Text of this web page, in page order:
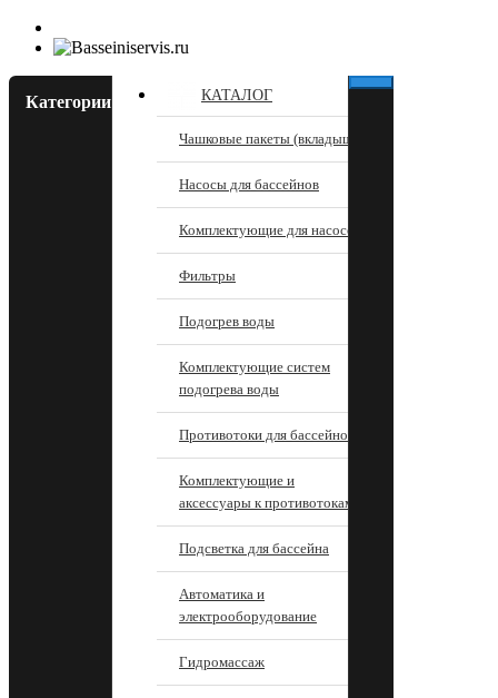
Категории КАТАЛОГ
Чашковые пакеты (вкладыши)
Насосы для бассейнов
Комплектующие для насосов
Фильтры
Подогрев воды
Комплектующие систем
подогрева воды
Противотоки для бассейнов
Комплектующие и
аксессуары к противотокам
Подсветка для бассейна
Автоматика и
электрооборудование
Гидромассаж